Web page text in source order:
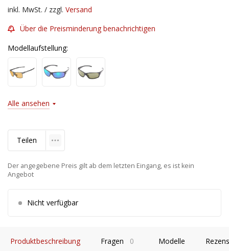
inkl. MwSt. / zzgl. Versand
Über die Preisminderung benachrichtigen
Modellaufstellung:
Alle ansehen
Teilen
Der angegebene Preis gilt ab dem letzten Eingang, es ist kein
Angebot
Nicht verfügbar
Produktbeschreibung Fragen 0 Modelle